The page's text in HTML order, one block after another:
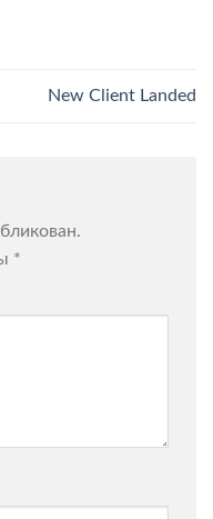
New Client Landed
*